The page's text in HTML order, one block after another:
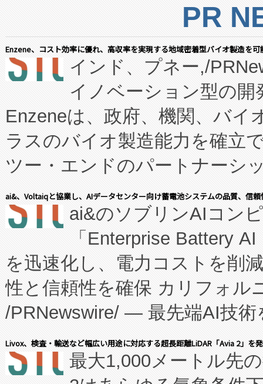
PR
Enzene、コスト効率に優れ、高収率を実現する地域密着型バイオ製造を
インド、プネー,/
イノベーション型の
Enzeneは、政府、機関、バイ
ラスのバイオ製造能力を確立
ツー・エンドのパートナーシ
表しました。 同社の実績ある
manufacturing™ (FCCM™) プ
たNeXは、バイオ医薬品製造
従来のフェッドバッチ施設の
に、患者やサプライチェーン
キー方式で拡張性が高く、持
す。FCCM‑を活用した現地生
患者にとっての費用負担を大
ai&、Voltaiqと協業し、AIデータセンター向け蓄電池システムの品質、信
ai&のソブリンAIコン
「Enterprise Battery
を迅速化し、電力コストを削
性と信頼性を確保 カリフォル
/PRNewswire/ — 最先端AI技術
会社エーアイ・アンド：本社
President原信平）と、エンタ
Livox、検査・輸送など幅広い用途に対応する超長距離LiDAR「Avia 2」を
最大1,000メートル先